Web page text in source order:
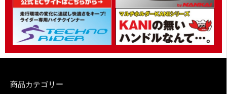
商品カテゴリー